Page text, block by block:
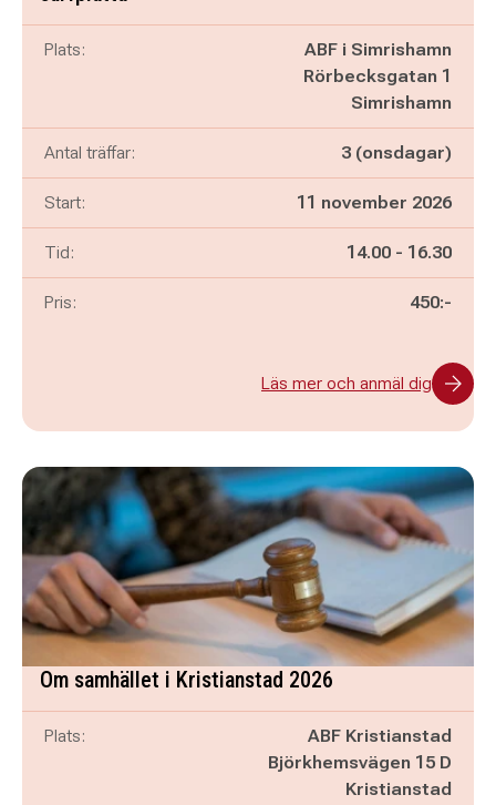
Plats:
ABF i Simrishamn
Rörbecksgatan 1
Simrishamn
Antal träffar: 3 (onsdagar)
Start: 11 november 2026
Tid: Pågår mellan
14.00 - och
16.30
Pris: 450:-
Läs mer och anmäl dig
Om samhället i Kristianstad 2026
Plats:
ABF Kristianstad
Björkhemsvägen 15 D
Kristianstad